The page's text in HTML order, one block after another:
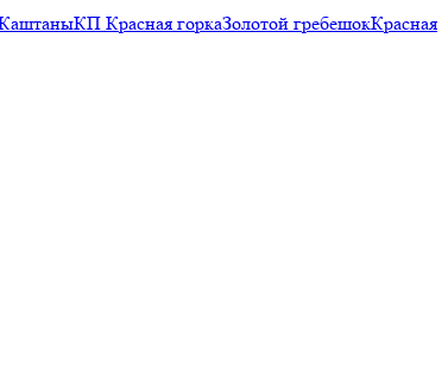
КП Красная горкаЗолотой гребешокКрасная